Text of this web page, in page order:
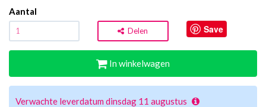
Aantal
Delen Save
In winkelwagen
Verwachte leverdatum dinsdag 11 augustus